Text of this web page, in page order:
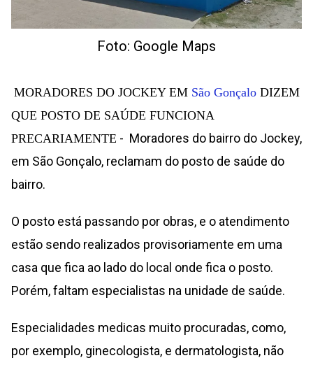
Foto: Google Maps
MORADORES DO JOCKEY EM São Gonçalo DIZEM
QUE POSTO DE SAÚDE FUNCIONA
PRECARIAMENTE - Moradores do bairro do Jockey,
em São Gonçalo, reclamam do posto de saúde do
bairro.
O posto está passando por obras, e o atendimento
estão sendo realizados provisoriamente em uma
casa que fica ao lado do local onde fica o posto.
Porém, faltam especialistas na unidade de saúde.
Especialidades medicas muito procuradas, como,
por exemplo, ginecologista, e dermatologista, não